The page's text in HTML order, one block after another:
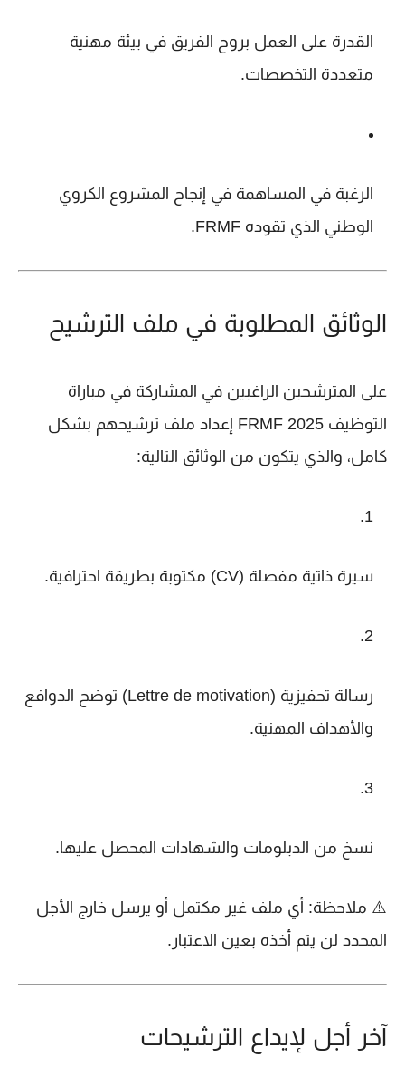
القدرة على العمل بروح الفريق في بيئة مهنية
متعددة التخصصات.
الرغبة في المساهمة في إنجاح المشروع الكروي
الوطني الذي تقوده FRMF.
الوثائق المطلوبة في ملف الترشيح
على المترشحين الراغبين في المشاركة في مباراة
التوظيف FRMF 2025 إعداد ملف ترشيحهم بشكل
كامل، والذي يتكون من الوثائق التالية:
سيرة ذاتية مفصلة (CV) مكتوبة بطريقة احترافية.
رسالة تحفيزية
(Lettre de motivation) توضح الدوافع
والأهداف المهنية.
نسخ من الدبلومات والشهادات المحصل عليها.
⚠️ ملاحظة: أي ملف غير مكتمل أو يرسل خارج الأجل
المحدد لن يتم أخذه بعين الاعتبار.
آخر أجل لإيداع الترشيحات